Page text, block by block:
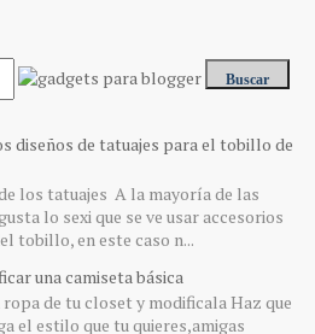
diseños de tatuajes para el tobillo de
los tatuajes A la mayoría de las
lo sexi que se ve usar accesorios
tobillo, en este caso n...
una camiseta básica
ropa de tu closet y modificala Haz que
el estilo que tu quieres,amigas